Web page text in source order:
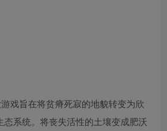
游戏旨在将贫瘠死寂的地貌转变为欣
态系统。将丧失活性的土壤变成肥沃